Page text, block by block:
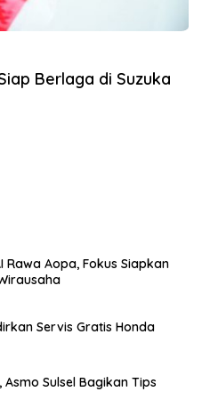
Berlaga di Suzuka
Rawa Aopa, Fokus Siapkan
Servis Gratis Honda
Sulsel Bagikan Tips